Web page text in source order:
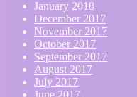
January 2018
December 2017
November 2017
October 2017
September 2017
August 2017
July 2017